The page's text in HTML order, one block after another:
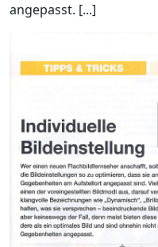
angepasst. [...]